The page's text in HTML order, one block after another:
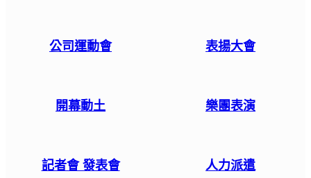
公司運動會 表揚大會
開幕動土 樂團表演
記者會 發表會 人力派遣